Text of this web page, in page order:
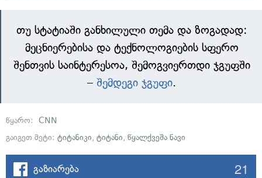
თუ სტატიაში განხილული თემა და ზოგადად:
მეცნიერებისა და ტექნოლოგიების სფერო
შენთვის საინტერესოა, შემოგვიერთდი ჯგუფში
– შემდეგი ჯგუფი.
წყარო: CNN
გაიგეთ მეტი: ტიტანიკი, ტიტანი, წყალქვეშა ნავი
გაზიარება 21